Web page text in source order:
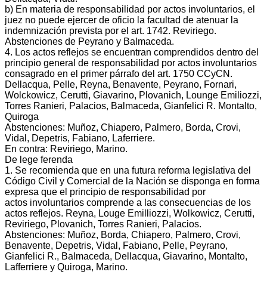
b) En materia de responsabilidad por actos involuntarios, el
juez no puede ejercer de oficio la facultad de atenuar la
indemnización prevista por el art. 1742. Reviriego.
Abstenciones de Peyrano y Balmaceda.
4. Los actos reflejos se encuentran comprendidos dentro del
principio general de responsabilidad por actos involuntarios
consagrado en el primer párrafo del art. 1750 CCyCN.
Dellacqua, Pelle, Reyna, Benavente, Peyrano, Fornari,
Wolckowicz, Cerutti, Giavarino, Plovanich, Lounge Emiliozzi,
Torres Ranieri, Palacios, Balmaceda, Gianfelici R. Montalto,
Quiroga
Abstenciones: Muñoz, Chiapero, Palmero, Borda, Crovi,
Vidal, Depetris, Fabiano, Laferriere.
En contra: Reviriego, Marino.
De lege ferenda
1. Se recomienda que en una futura reforma legislativa del
Código Civil y Comercial de la Nación se disponga en forma
expresa que el principio de responsabilidad por
actos involuntarios comprende a las consecuencias de los
actos reflejos. Reyna, Louge Emilliozzi, Wolkowicz, Cerutti,
Reviriego, Plovanich, Torres Ranieri, Palacios.
Abstenciones: Muñoz, Borda, Chiapero, Palmero, Crovi,
Benavente, Depetris, Vidal, Fabiano, Pelle, Peyrano,
Gianfelici R., Balmaceda, Dellacqua, Giavarino, Montalto,
Lafferriere y Quiroga, Marino.